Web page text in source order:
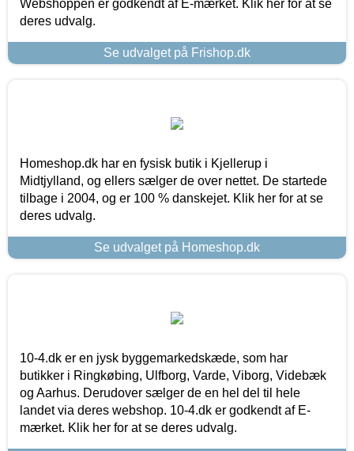
Webshoppen er godkendt af E-mærket. Klik her for at se
deres udvalg.
Se udvalget på Frishop.dk
Homeshop.dk har en fysisk butik i Kjellerup i
Midtjylland, og ellers sælger de over nettet. De startede
tilbage i 2004, og er 100 % danskejet. Klik her for at se
deres udvalg.
Se udvalget på Homeshop.dk
10-4.dk er en jysk byggemarkedskæde, som har
butikker i Ringkøbing, Ulfborg, Varde, Viborg, Videbæk
og Aarhus. Derudover sælger de en hel del til hele
landet via deres webshop. 10-4.dk er godkendt af E-
mærket. Klik her for at se deres udvalg.